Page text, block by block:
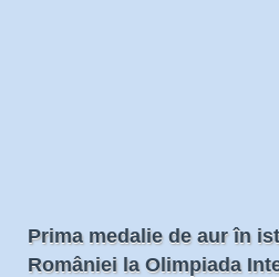
Prima medalie de aur în
României la Olimpiada